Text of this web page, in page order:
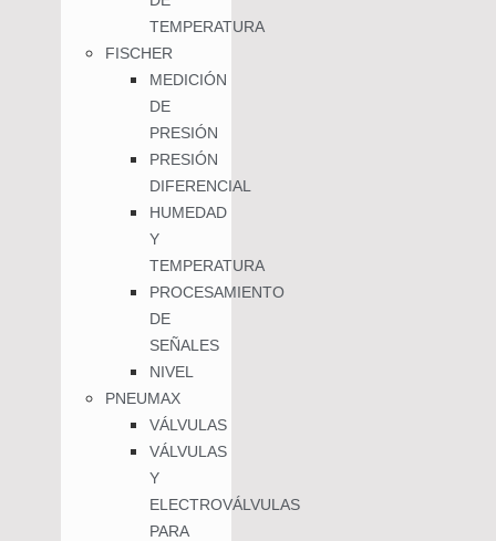
TEMPERATURA
FISCHER
MEDICIÓN
DE
PRESIÓN
PRESIÓN
DIFERENCIAL
HUMEDAD
Y
TEMPERATURA
PROCESAMIENTO
DE
SEÑALES
NIVEL
PNEUMAX
VÁLVULAS
VÁLVULAS
Y
ELECTROVÁLVULAS
PARA